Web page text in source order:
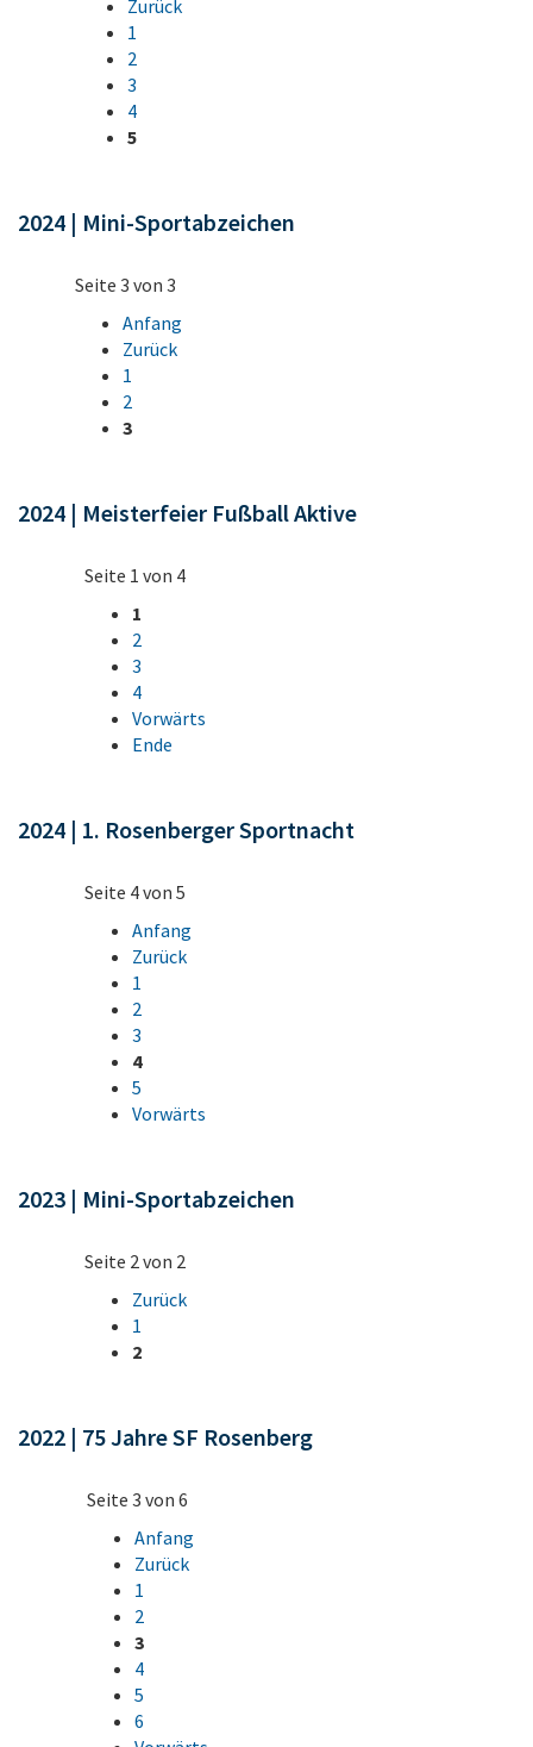
Zurück
1
2
3
4
5
2024 | Mini-Sportabzeichen
Seite 3 von 3
Anfang
Zurück
1
2
3
2024 | Meisterfeier Fußball Aktive
Seite 1 von 4
1
2
3
4
Vorwärts
Ende
2024 | 1. Rosenberger Sportnacht
Seite 4 von 5
Anfang
Zurück
1
2
3
4
5
Vorwärts
2023 | Mini-Sportabzeichen
Seite 2 von 2
Zurück
1
2
2022 | 75 Jahre SF Rosenberg
Seite 3 von 6
Anfang
Zurück
1
2
3
4
5
6